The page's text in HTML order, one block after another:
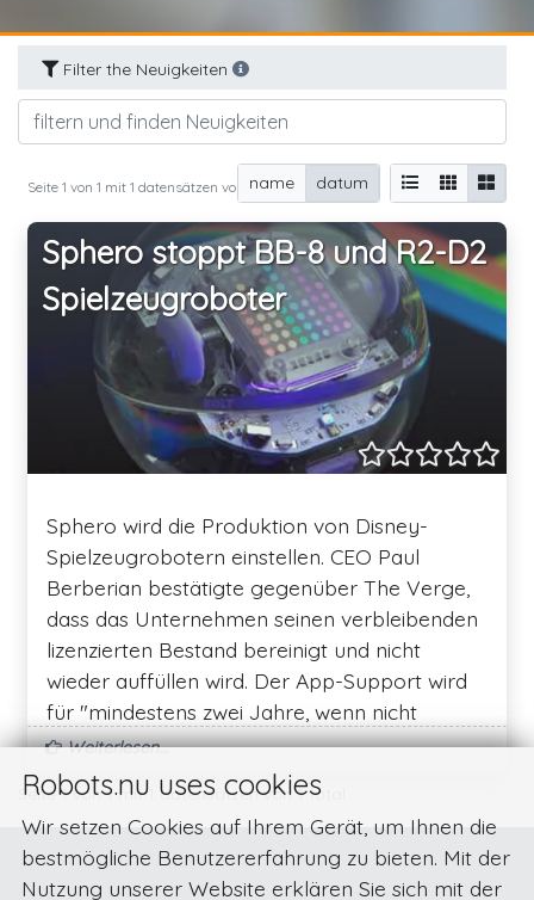
Filter the Neuigkeiten
name datum
Seite 1 von 1 mit 1 datensätzen von 1 total
Sphero stoppt BB-8 und R2-D2
Spielzeugroboter
Sphero wird die Produktion von Disney-
Spielzeugrobotern einstellen. CEO Paul
Berberian bestätigte gegenüber The Verge,
dass das Unternehmen seinen verbleibenden
lizenzierten Bestand bereinigt und nicht
wieder auffüllen wird. Der App-Support wird
für "mindestens zwei Jahre, wenn nicht
länger" fortgesetzt. Dieses Spielzeug
verkaufte sich gut, wenn es zusammen mit
einem Film veröffentlicht wurde, aber das
Interesse schwand mit der Zeit, als der Film
älter wurde. Der CEO erklärt auch, dass "alle
Weiterlesen...
Seite 1 von 1 mit 1 datensätzen von 1 total
Robots.nu uses cookies
Wir setzen Cookies auf Ihrem Gerät, um Ihnen die
bestmögliche Benutzererfahrung zu bieten. Mit der
Nutzung unserer Website erklären Sie sich mit der